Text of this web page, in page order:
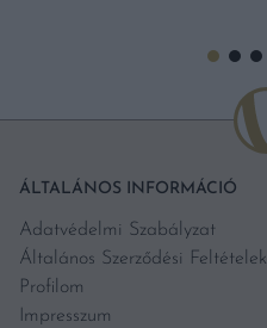
ÁLTALÁNOS INFORMÁCIÓ
Adatvédelmi Szabályzat
Általános Szerződési Feltételek
Profilom
Impresszum